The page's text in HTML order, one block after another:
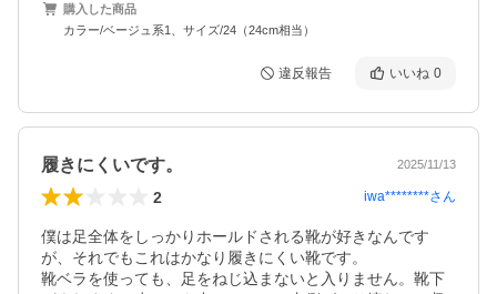
購入した商品
カラー/ベージュ系1、サイズ/24（24cm相当）
違反報告 いいね 0
履きにくいです。 2025/11/13
2 iwa********さん
僕は足全体をしっかりホールドされる靴が好きなんです
が、それでもこれはかなり履きにくい靴です。
靴ベラを使っても、足をねじ込まないと入りません。靴下